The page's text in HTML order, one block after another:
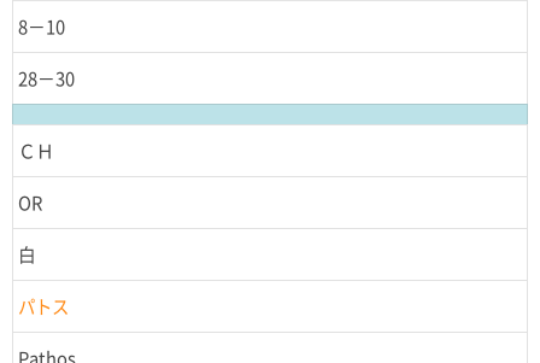
8－10
28－30
ＣＨ
OR
白
パトス
Pathos